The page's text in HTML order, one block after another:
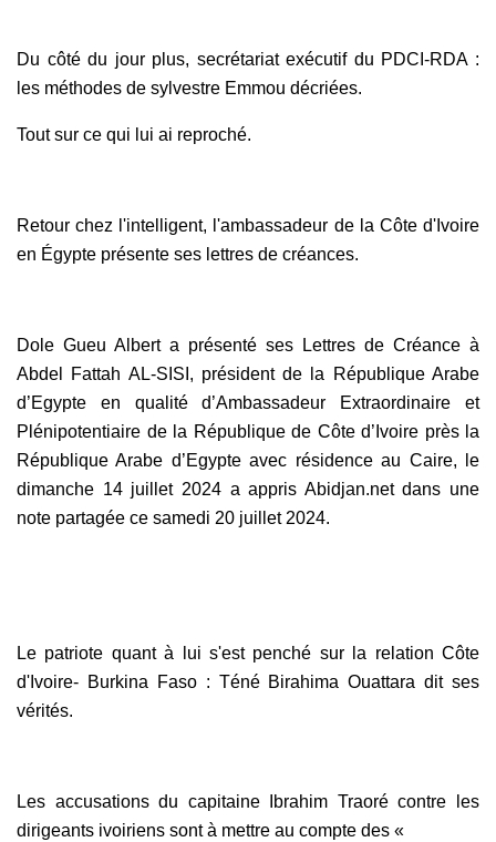
Du côté du jour plus, secrétariat exécutif du PDCI-RDA :
les méthodes de sylvestre Emmou décriées.
Tout sur ce qui lui ai reproché.
Retour chez l'intelligent, l'ambassadeur de la Côte d'Ivoire
en Égypte présente ses lettres de créances.
Dole Gueu Albert a présenté ses Lettres de Créance à
Abdel Fattah AL-SISI, président de la République Arabe
d’Egypte en qualité d’Ambassadeur Extraordinaire et
Plénipotentiaire de la République de Côte d’Ivoire près la
République Arabe d’Egypte avec résidence au Caire, le
dimanche 14 juillet 2024 a appris Abidjan.net dans une
note partagée ce samedi 20 juillet 2024.
Le patriote quant à lui s'est penché sur la relation Côte
d'Ivoire- Burkina Faso : Téné Birahima Ouattara dit ses
vérités.
Les accusations du capitaine Ibrahim Traoré contre les
dirigeants ivoiriens sont à mettre au compte des «